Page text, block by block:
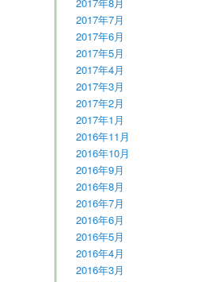
2017年8月
2017年7月
2017年6月
2017年5月
2017年4月
2017年3月
2017年2月
2017年1月
2016年11月
2016年10月
2016年9月
2016年8月
2016年7月
2016年6月
2016年5月
2016年4月
2016年3月